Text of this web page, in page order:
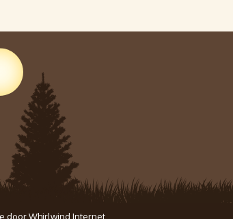
doorWhirlwind Internet